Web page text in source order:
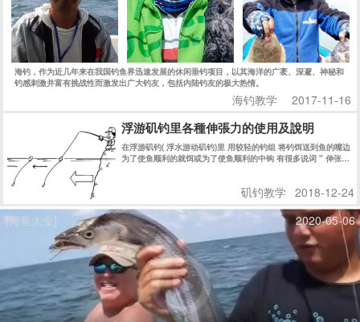
海钓，作为近几年来在我国钓鱼界迅速发展的休闲垂钓项目，以其海洋的广袤、深邃、神秘和
钓感刺激并富有挑战性而激发出广大钓友，包括内陆钓友的极大热情。
海钓教学 2017-11-16
浮游矶钓里各種伸張力的使用及說明
在浮游矶钓( 浮水游动矶钓)里 用较轻的钓组 将钓饵送到鱼的嘴边
为了使鱼顺利的就饵或为了使鱼顺利的中钩 有很多说词 " 伸张拉
! 而迅速的使钓鱼者在第一时间内 知道鱼在吃食的信息 而采取相
矶钓教学 2018-12-24
[海鱼大全]
2020-05-06